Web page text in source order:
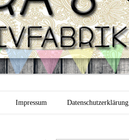
Impressum Datenschutzerklärung